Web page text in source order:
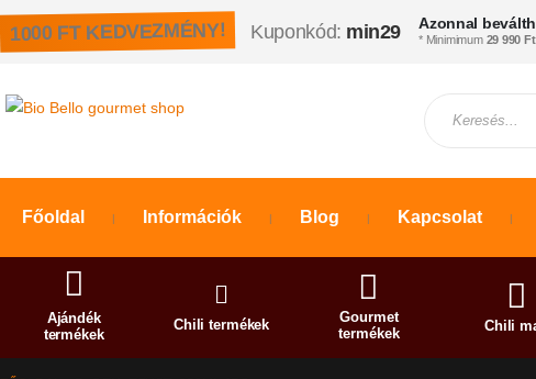
1000 FT KEDVEZMÉNY! Kuponkód: min29 Azonnal
* Minimimum 29 990
Főoldal Információk Blog Kapcsolat
Ajándék
termékek
Chili termékek
Gourmet
termékek
Chili